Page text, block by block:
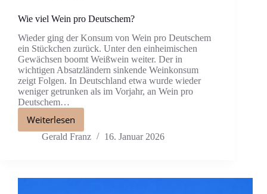
Wie viel Wein pro Deutschem?
Wieder ging der Konsum von Wein pro Deutschem
ein Stückchen zurück. Unter den einheimischen
Gewächsen boomt Weißwein weiter. Der in
wichtigen Absatzländern sinkende Weinkonsum
zeigt Folgen. In Deutschland etwa wurde wieder
weniger getrunken als im Vorjahr, an Wein pro
Deutschem…
Weiterlesen
Gerald Franz 16. Januar 2026